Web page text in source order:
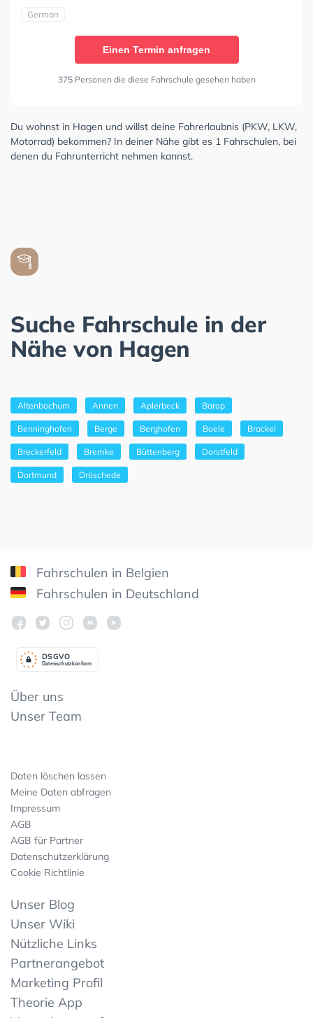
German
Einen Termin anfragen
375 Personen die diese Fahrschule gesehen haben
Du wohnst in Hagen und willst deine Fahrerlaubnis (PKW, LKW,
Motorrad) bekommen? In deiner Nähe gibt es 1 Fahrschulen, bei
denen du Fahrunterricht nehmen kannst.
Suche Fahrschule in der
Nähe von Hagen
Altenbochum Annen Aplerbeck Barop
Benninghofen Berge Berghofen Boele Brackel
Breckerfeld Bremke Büttenberg Dorstfeld
Dortmund Dröschede
Fahrschulen in Belgien
Fahrschulen in Deutschland
Datenschutzkonform
DSGVO
Über uns
Unser Team
Daten löschen lassen
Meine Daten abfragen
Impressum
AGB
AGB für Partner
Datenschutzerklärung
Cookie Richtlinie
Unser Blog
Unser Wiki
Nützliche Links
Partnerangebot
Marketing Profil
Theorie App